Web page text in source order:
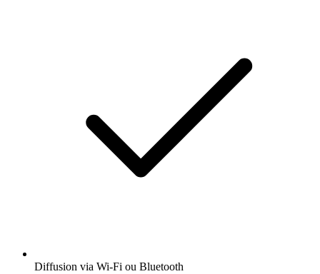
Diffusion via Wi-Fi ou Bluetooth